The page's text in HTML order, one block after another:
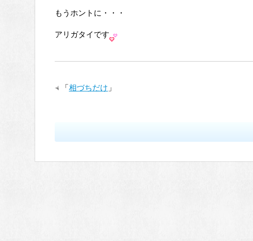
もうホントに・・・
アリガタイです
「 相づちだけ 」